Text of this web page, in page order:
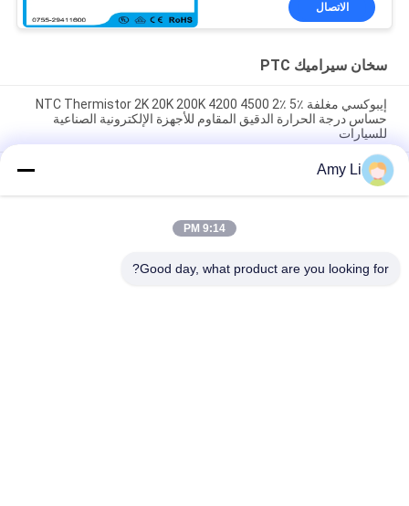
الاتصال
سخان سيراميك PTC
إيبوكسي مغلفة NTC Thermistor 2K 20K 200K 4200 4500 2٪ 5٪
حساس درجة الحرارة الدقيق المقاوم للأجهزة الإلكترونية الصناعية
للسيارات
المنزلية
Amy Li
9:14 PM
Good day, what product are you looking for?